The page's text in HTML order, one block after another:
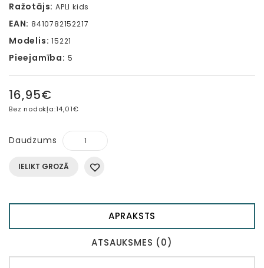
Ražotājs: APLI kids
EAN: 8410782152217
Modelis: 15221
Pieejamība: 5
16,95€
Bez nodokļa:14,01€
Daudzums
IELIKT GROZĀ
APRAKSTS
ATSAUKSMES (0)